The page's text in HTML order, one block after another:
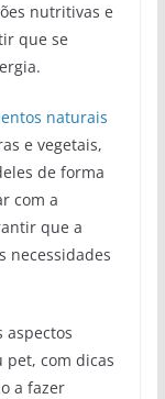
nutritivas e
que se
naturais
e vegetais,
de forma
com a
que a
necessidades
aspectos
pet, com dicas
a fazer